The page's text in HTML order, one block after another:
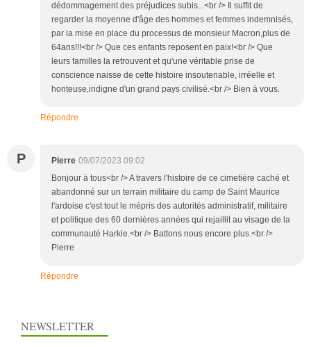
dédommagement des préjudices subis...<br /> Il suffit de
regarder la moyenne d'âge des hommes et femmes indemnisés,
par la mise en place du processus de monsieur Macron,plus de
64ans!!!<br /> Que ces enfants reposent en paix!<br /> Que
leurs familles la retrouvent et qu'une véritable prise de
conscience naisse de cette histoire insoutenable, irréelle et
honteuse,indigne d'un grand pays civilisé.<br /> Bien à vous.
Répondre
P Pierre 09/07/2023 09:02
Bonjour à tous<br /> A travers l'histoire de ce cimetière caché et
abandonné sur un terrain militaire du camp de Saint Maurice
l'ardoise c'est tout le mépris des autorités administratif, militaire
et politique des 60 dernières années qui rejaillit au visage de la
communauté Harkie.<br /> Battons nous encore plus.<br />
Pierre
Répondre
NEWSLETTER